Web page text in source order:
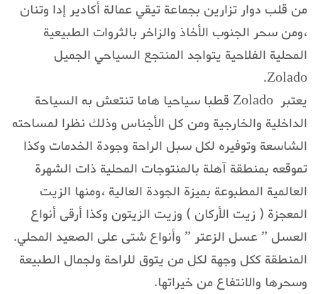
من قلب دوار تزارين بجماعة تيقي عمالة أكادير إدا وتنان
،ومن سحر الجنوب الأخاذ والزاخر بالثروات الطبيعية
المحلية الفلاحية يتواجد المنتجع السياحي الجميل
Zolado.
يعتبر Zolado قطبا سياحيا هاما تنتعش به السياحة
الداخلية والخارجية ومن كل الأجناس وذلك نظرا لمساحته
الشاسعة وتوفيره لكل سبل الراحة وجودة الخدمات وكذا
تموقعه بمنطقة آهلة بالمنتوجات المحلية ذات الشهرة
العالمية المطبوعة بميزة الجودة العالية ،ومنها الزيت
المعجزة ( زيت الأركان ) وزيت الزيتون وكذا أرقى أنواع
العسل ” عسل الزعتر ” وأنواع شتى على الصعيد المحلي.
المنطقة ككل وجهة لكل من يتوق للراحة ولجمال الطبيعة
وسحرها والانتفاع من خيراتها.